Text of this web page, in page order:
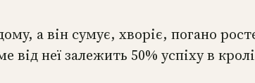
а він сумує, хворіє, погано
від неї залежить 50% успіху в